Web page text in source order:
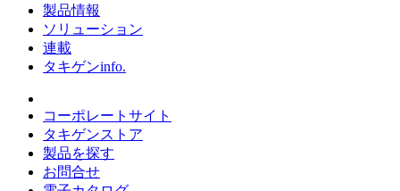
製品情報
ソリューション
連載
タキゲンinfo.
コーポレートサイト
タキゲンストア
製品を探す
お問合せ